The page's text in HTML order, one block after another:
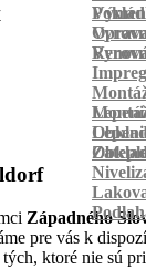
Západného
pre vás k
ktoré nie sú